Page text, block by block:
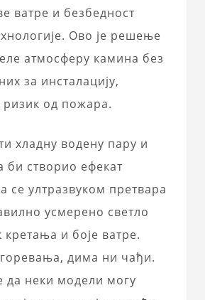
ватре и безбедност
Ово је решење
атмосферу камина без
за инсталацију,
од пожара.
хладну водену пару и
би створио ефекат
се ултразвуком претвара
усмерено светло
кретања и боје ватре.
дима ни чађи.
да неки модели могу